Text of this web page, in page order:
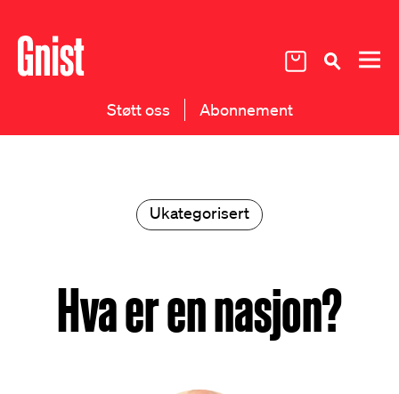
Støtt oss Abonnement
Ukategorisert
Hva er en nasjon?